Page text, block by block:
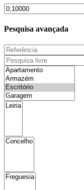
Pesquisa avançada